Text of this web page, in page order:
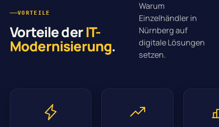
VORTEILE
Vorteile derIT-
Modernisierung.
Warum
Einzelhändler in
Nürnberg auf
digitale Lösungen
setzen.